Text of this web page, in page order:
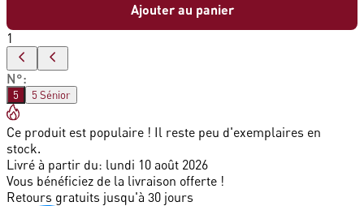
Ajouter au panier
1
N°:
5 5 Sénior
Ce produit est populaire ! Il reste peu d'exemplaires en
stock.
Livré à partir du: lundi 10 août 2026
Vous bénéficiez de la livraison offerte !
Retours gratuits jusqu'à 30 jours